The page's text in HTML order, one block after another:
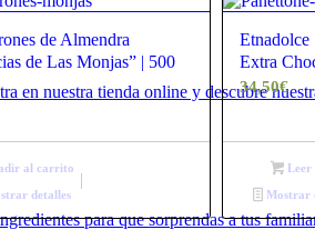
en nuestra tienda online y descubre
para que sorprendas a tus
de Almendra
de Las Monjas” | 500
al carrito
detalles
Etnadolce
Extra
34,50€
Leer
Mostrar